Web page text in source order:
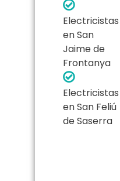
Electricistas
en San
Jaime de
Frontanya
Electricistas
en San Feliú
de Saserra